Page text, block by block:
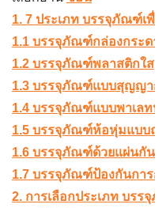
1. 7 ประเภท บรรจุภัณฑ์เ
1.1 บรรจุภัณฑ์กล่องกระ
1.2 บรรจุภัณฑ์พลาสติกใส
1.3 บรรจุภัณฑ์แบบสุญญา
1.4 บรรจุภัณฑ์แบบพาเลท
1.5 บรรจุภัณฑ์ห้อหุ่มแบบ
1.6 บรรจุภัณฑ์ด้วยแผ่นกั
1.7 บรรจุภัณฑ์ป้องกันกา
2. การเลือกประเภท บร